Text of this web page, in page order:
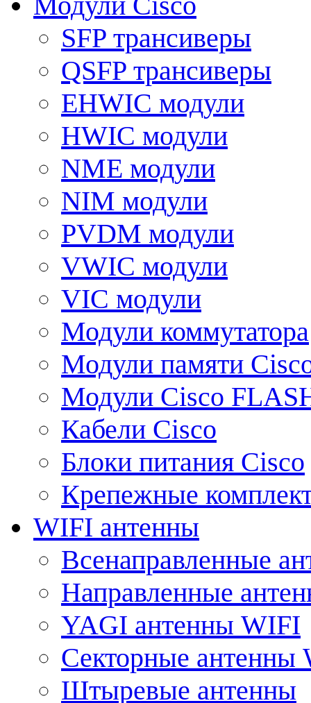
SFP трансиверы
QSFP трансиверы
EHWIC модули
HWIC модули
NME модули
NIM модули
PVDM модули
VWIC модули
VIC модули
Модули коммутатора
Модули памяти
Модули Cisco
Кабели Cisco
Блоки питания Cisco
Крепежные
WIFI антенны
Всенаправленные
Направленные
YAGI антенны WIFI
Секторные антенны
Штыревые антенны